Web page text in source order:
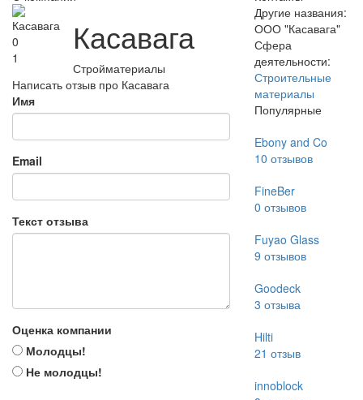
0
1
Касавага
Стройматериалы
Написать отзыв про Касавага
Имя
Email
Текст отзыва
Оценка компании
Молодцы!
Не молодцы!
Другие названия:
ООО "Касавага"
Сфера
деятельности:
Строительные
материалы
Популярные
Ebony and Co
10 отзывов
FineBer
0 отзывов
Fuyao Glass
9 отзывов
Goodeck
3 отзыва
Hilti
21 отзыв
innoblock